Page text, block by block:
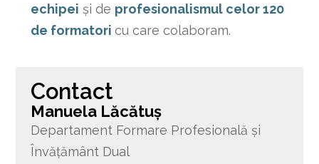
echipei și de profesionalismul celor 120
de formatori cu care colaboram.
Contact
Manuela Lăcătuș
Departament Formare Profesională și
Învățământ Dual